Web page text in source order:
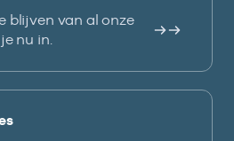
blijven van al onze
nu in.